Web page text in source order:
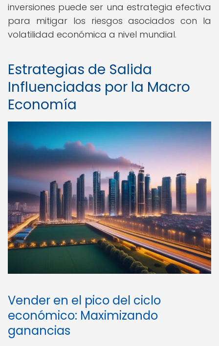
inversiones puede ser una estrategia efectiva
para mitigar los riesgos asociados con la
volatilidad económica a nivel mundial.
Estrategias de Salida
Influenciadas por la Macro
Economía
Vender en el pico del ciclo
económico: Maximizando
ganancias